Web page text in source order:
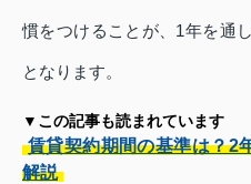
慣をつけることが、1年を通
となります。
▼この記事も読まれています
賃貸契約期間の基準は？2
解説